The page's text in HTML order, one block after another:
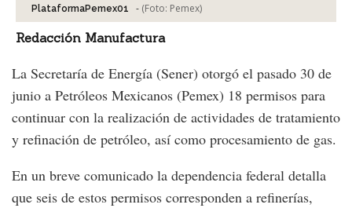
PlataformaPemex01 - (Foto: Pemex)
Redacción Manufactura
La Secretaría de Energía (Sener) otorgó el pasado 30 de
junio a Petróleos Mexicanos (Pemex) 18 permisos para
continuar con la realización de actividades de tratamiento
y refinación de petróleo, así como procesamiento de gas.
En un breve comunicado la dependencia federal detalla
que seis de estos permisos corresponden a refinerías,